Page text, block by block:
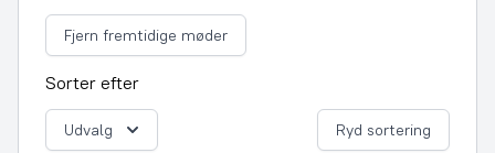
Fjern fremtidige møder
Sorter efter
Udvalg Ryd sortering